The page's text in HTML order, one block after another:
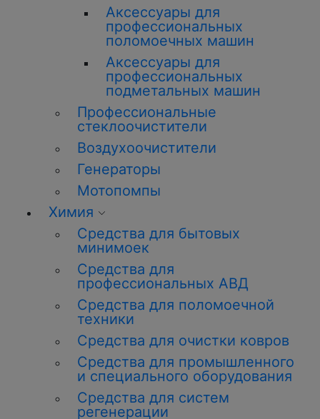
Аксессуары для
профессиональных
поломоечных машин
Аксессуары для
профессиональных
подметальных машин
Профессиональные
стеклоочистители
Воздухоочистители
Генераторы
Мотопомпы
Химия
Средства для бытовых
минимоек
Средства для
профессиональных АВД
Средства для поломоечной
техники
Средства для очистки ковров
Средства для промышленного
и специального оборудования
Средства для систем
регенерации